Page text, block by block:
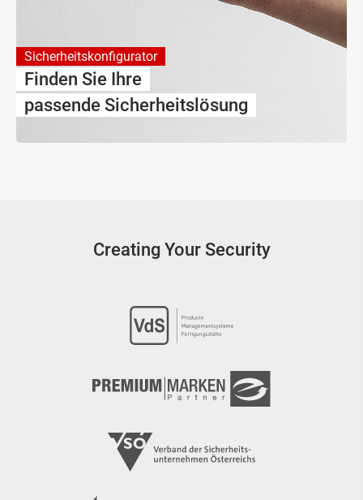
Sicherheitskonfigurator
Finden Sie Ihre
passende Sicherheitslösung
Creating Your Security